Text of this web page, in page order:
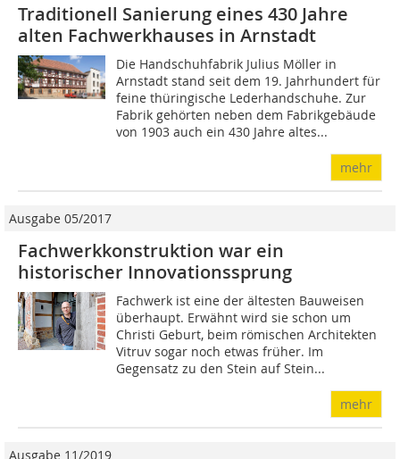
Traditionell Sanierung eines 430 Jahre
alten Fachwerkhauses in Arnstadt
Die Handschuhfabrik Julius Möller in
Arnstadt stand seit dem 19. Jahrhundert für
feine thüringische Lederhandschuhe. Zur
Fabrik gehörten neben dem Fabrikgebäude
von 1903 auch ein 430 Jahre altes...
mehr
Ausgabe 05/2017
Fachwerkkonstruktion war ein
historischer Innovationssprung
Fachwerk ist eine der ältesten Bauweisen
überhaupt. Erwähnt wird sie schon um
Christi Geburt, beim römischen Architekten
Vitruv sogar noch etwas früher. Im
Gegensatz zu den Stein auf Stein...
mehr
Ausgabe 11/2019